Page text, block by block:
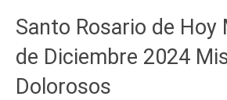
Santo Rosario de Hoy
de Diciembre 2024
Dolorosos